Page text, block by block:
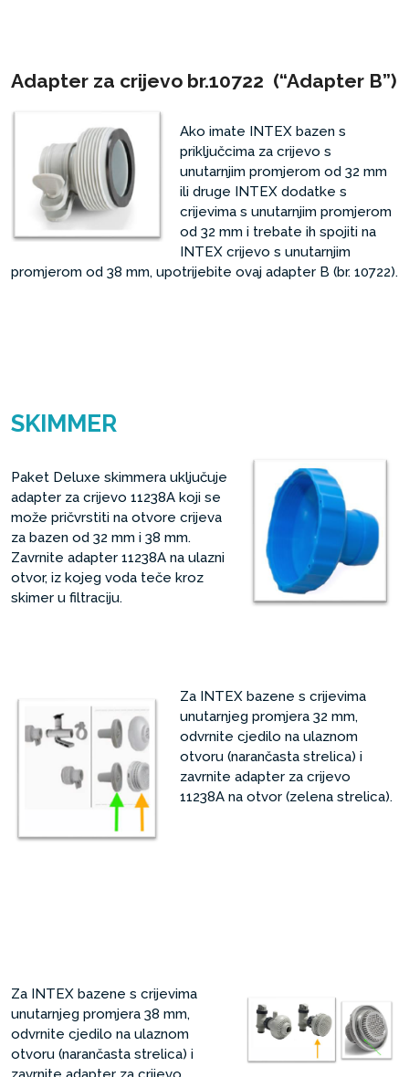
Adapter za crijevo br.10722 (“Adapter B”)
Ako imate INTEX bazen s
priključcima za crijevo s
unutarnjim promjerom od 32 mm
ili druge INTEX dodatke s
crijevima s unutarnjim promjerom
od 32 mm i trebate ih spojiti na
INTEX crijevo s unutarnjim
promjerom od 38 mm, upotrijebite ovaj adapter B (br. 10722).
SKIMMER
Paket Deluxe skimmera uključuje
adapter za crijevo 11238A koji se
može pričvrstiti na otvore crijeva
za bazen od 32 mm i 38 mm.
Zavrnite adapter 11238A na ulazni
otvor, iz kojeg voda teče kroz
skimer u filtraciju.
Za INTEX bazene s crijevima
unutarnjeg promjera 32 mm,
odvrnite cjedilo na ulaznom
otvoru (narančasta strelica) i
zavrnite adapter za crijevo
11238A na otvor (zelena strelica).
Za INTEX bazene s crijevima
unutarnjeg promjera 38 mm,
odvrnite cjedilo na ulaznom
otvoru (narančasta strelica) i